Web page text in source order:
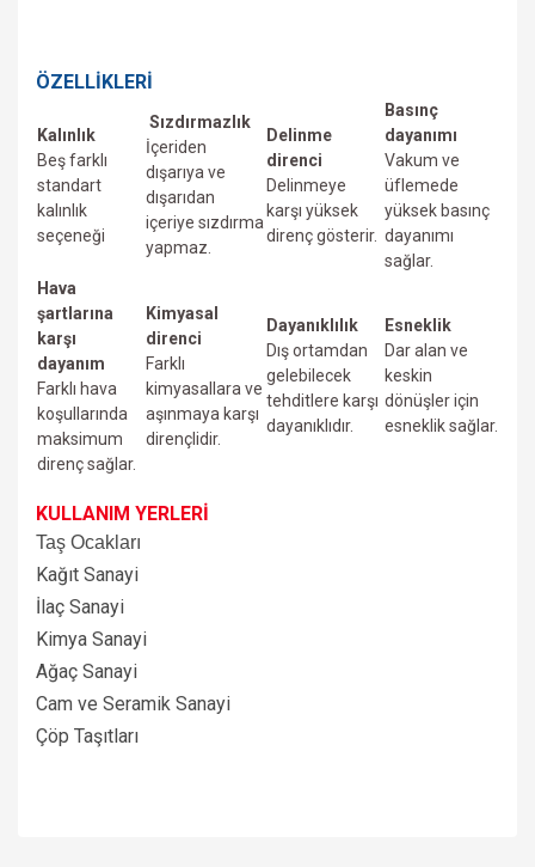
ÖZELLİKLERİ
Kalınlık
Beş farklı
standart
kalınlık
seçeneği
Sızdırmazlık
İçeriden
dışarıya ve
dışarıdan
içeriye sızdırma
yapmaz.
Delinme
direnci
Delinmeye
karşı yüksek
direnç gösterir.
Basınç
dayanımı
Vakum ve
üfIemede
yüksek basınç
dayanımı
sağlar.
Hava
şartlarına
karşı
dayanım
Farklı hava
koşullarında
maksimum
direnç sağlar.
Kimyasal
direnci
Farklı
kimyasallara ve
aşınmaya karşı
dirençlidir.
Dayanıklılık
Dış ortamdan
gelebilecek
tehditlere karşı
dayanıklıdır.
Esneklik
Dar alan ve
keskin
dönüşler için
esneklik sağlar.
KULLANIM YERLERİ
Taş Ocakları
Kağıt Sanayi
İlaç Sanayi
Kimya Sanayi
Ağaç Sanayi
Cam ve Seramik Sanayi
Çöp Taşıtları